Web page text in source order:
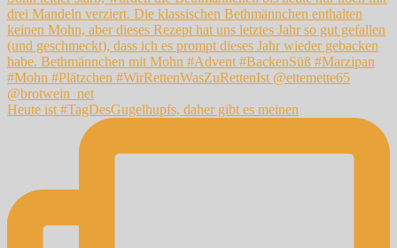
Heute ist #TagDesGugelhupfs, daher gibt es meinen